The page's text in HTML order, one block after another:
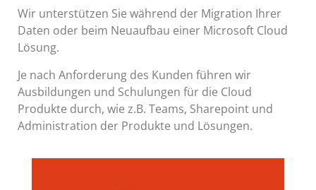
Wir unterstützen Sie während der Migration Ihrer
Daten oder beim Neuaufbau einer Microsoft Cloud
Lösung.
Je nach Anforderung des Kunden führen wir
Ausbildungen und Schulungen für die Cloud
Produkte durch, wie z.B. Teams, Sharepoint und
Administration der Produkte und Lösungen.